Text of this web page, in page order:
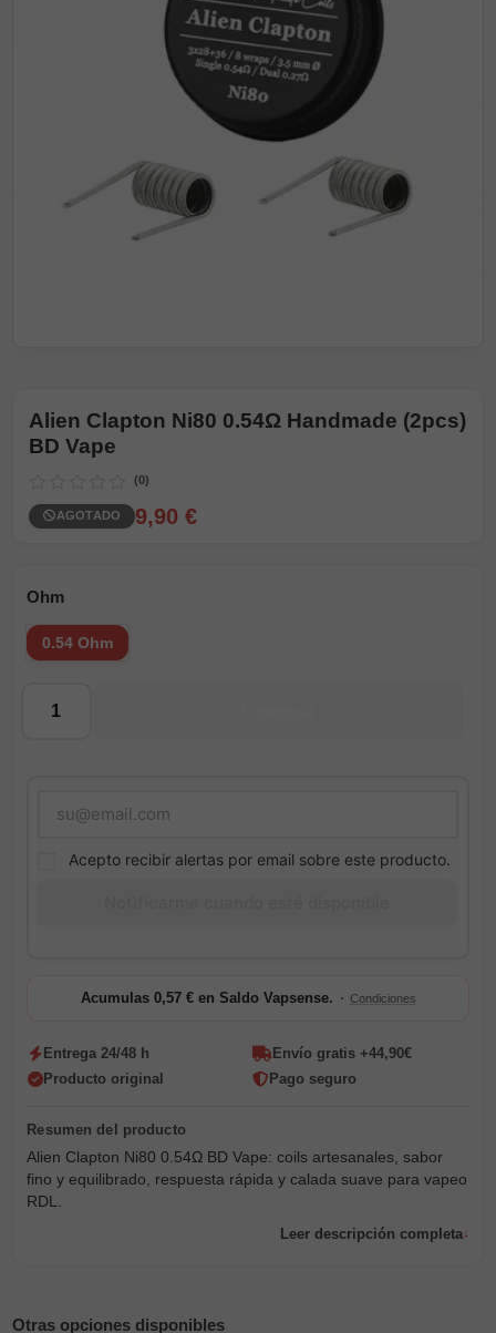
Alien Clapton Ni80 0.54Ω Handmade (2pcs)
BD Vape
(0)
AGOTADO 9,90 €
Ohm
0.54 Ohm
Acepto recibir alertas por email sobre este producto.
Acumulas 0,57 € en Saldo Vapsense. · Condiciones
Entrega 24/48 h
Envío gratis +44,90€
Producto original
Pago seguro
Alien Clapton Ni80 0.54Ω BD Vape: coils artesanales, sabor
fino y equilibrado, respuesta rápida y calada suave para vapeo
RDL.
Leer descripción completa
Otras opciones disponibles